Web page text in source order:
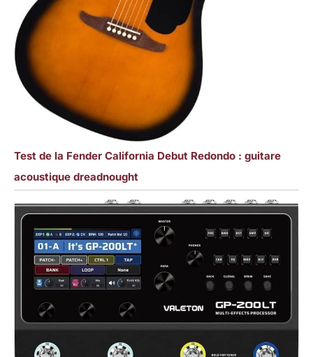
Test de la Fender California Debut Redondo : guitare
acoustique dreadnought